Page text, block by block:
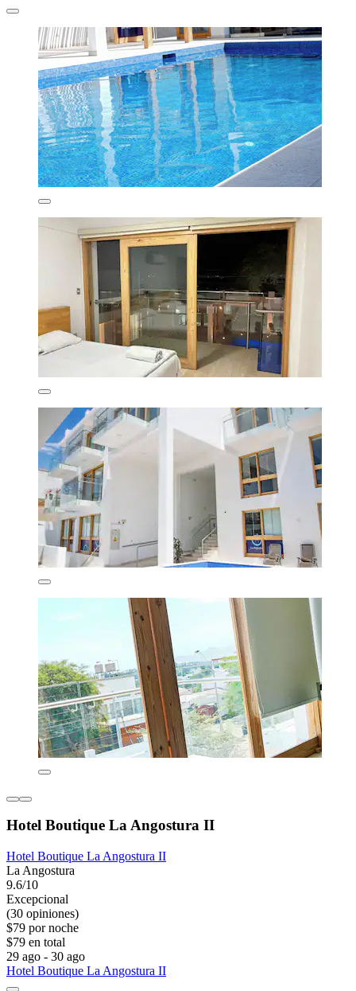
Hotel Boutique La Angostura II
Hotel Boutique La Angostura II
La Angostura
9.6/10
Excepcional
(30 opiniones)
$79 por noche
$79 en total
29 ago - 30 ago
Hotel Boutique La Angostura II